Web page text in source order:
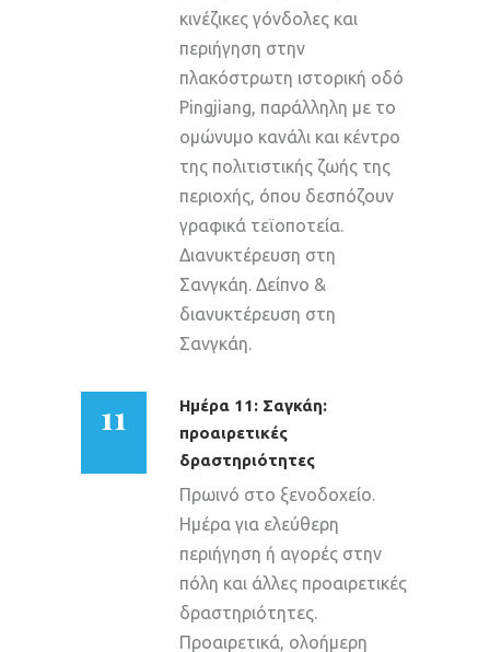
κινέζικες γόνδολες και
περιήγηση στην
πλακόστρωτη ιστορική οδό
Pingjiang, παράλληλη με το
ομώνυμο κανάλι και κέντρο
της πολιτιστικής ζωής της
περιοχής, όπου δεσπόζουν
γραφικά τεϊοποτεία.
Διανυκτέρευση στη
Σανγκάη. Δείπνο &
διανυκτέρευση στη
Σανγκάη.
11
Ημέρα 11: Σαγκάη:
προαιρετικές
δραστηριότητες
Πρωινό στο ξενοδοχείο.
Ημέρα για ελεύθερη
περιήγηση ή αγορές στην
πόλη και άλλες προαιρετικές
δραστηριότητες.
Προαιρετικά, ολοήμερη